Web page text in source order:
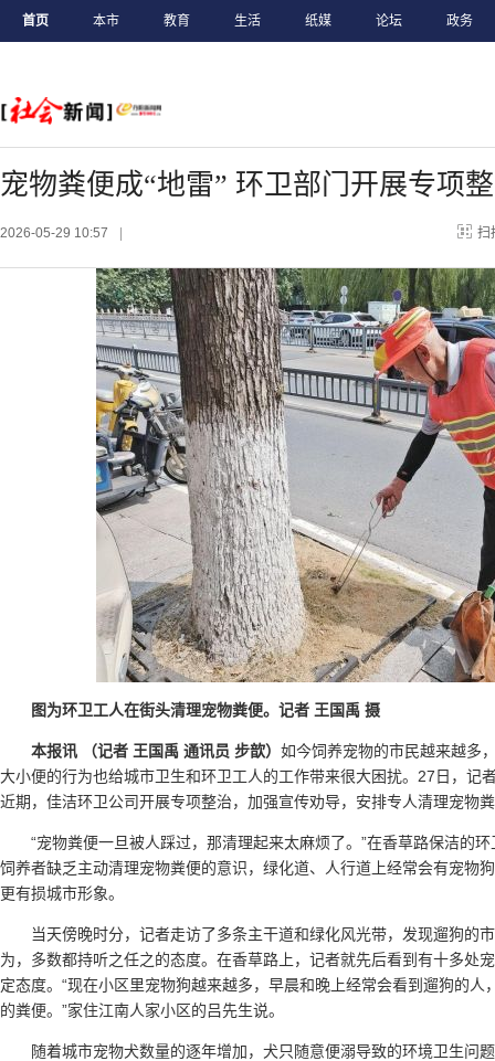
首页 本市 教育 生活 纸媒 论坛 政务
宠物粪便成“地雷” 环卫部门开展专项
2026-05-29 10:57 扫
图为环卫工人在街头清理宠物粪便。记者 王国禹 摄
本报讯 （记者 王国禹 通讯员 步歆） 如今饲养宠物的市民越来越多
大小便的行为也给城市卫生和环卫工人的工作带来很大困扰。27日，记
近期，佳洁环卫公司开展专项整治，加强宣传劝导，安排专人清理宠物
“宠物粪便一旦被人踩过，那清理起来太麻烦了。”在香草路保洁的
饲养者缺乏主动清理宠物粪便的意识，绿化道、人行道上经常会有宠物
更有损城市形象。
当天傍晚时分，记者走访了多条主干道和绿化风光带，发现遛狗的
为，多数都持听之任之的态度。在香草路上，记者就先后看到有十多处
定态度。“现在小区里宠物狗越来越多，早晨和晚上经常会看到遛狗的人
的粪便。”家住江南人家小区的吕先生说。
随着城市宠物犬数量的逐年增加，犬只随意便溺导致的环境卫生问